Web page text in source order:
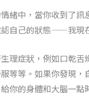
緒中，當你收到了
自己的狀態——我現
理症狀，例如口乾
等等。如果你發現
你的身體和大腦一點